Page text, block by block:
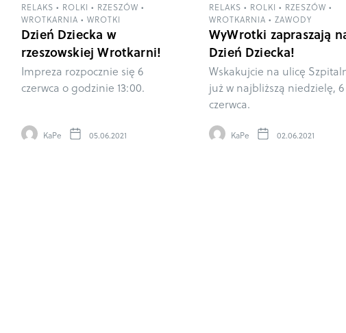
RELAKS • ROLKI • RZESZÓW •
WROTKARNIA • WROTKI
Dzień Dziecka w
rzeszowskiej Wrotkarni!
Impreza rozpocznie się 6
czerwca o godzinie 13:00.
KaPe 05.06.2021
RELAKS • ROLKI • RZESZÓW •
WROTKARNIA • ZAWODY
WyWrotki zapraszają
Dzień Dziecka!
Wskakujcie na ulicę
już w najbliższą niedzielę, 6
czerwca.
KaPe 02.06.2021